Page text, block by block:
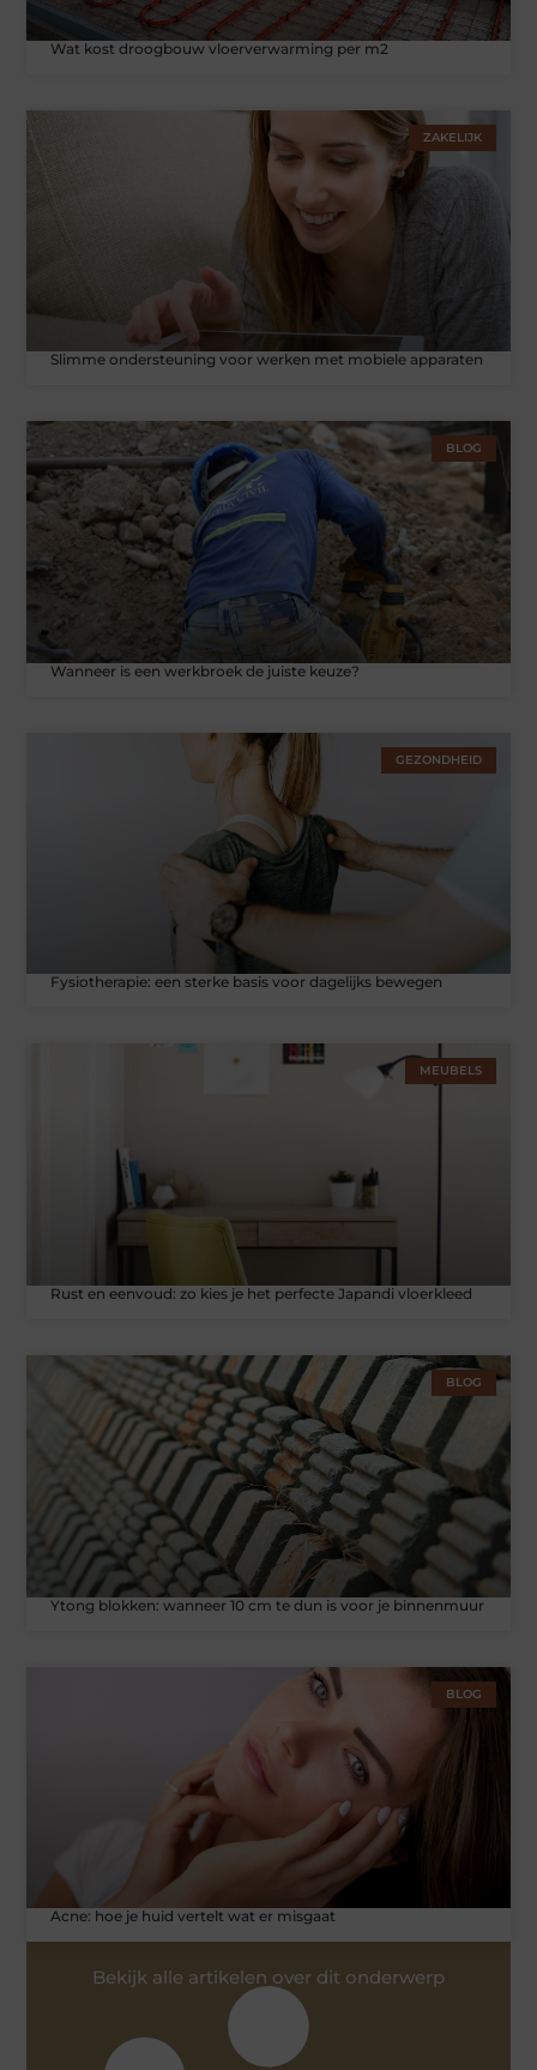
Wat kost droogbouw vloerverwarming per m2
ZAKELIJK
Slimme ondersteuning voor werken met mobiele apparaten
BLOG
Wanneer is een werkbroek de juiste keuze?
GEZONDHEID
Fysiotherapie: een sterke basis voor dagelijks bewegen
MEUBELS
Rust en eenvoud: zo kies je het perfecte Japandi vloerkleed
BLOG
Ytong blokken: wanneer 10 cm te dun is voor je binnenmuur
BLOG
Acne: hoe je huid vertelt wat er misgaat
Bekijk alle artikelen over dit onderwerp